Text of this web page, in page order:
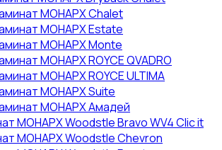
МОНАРХ Chalet
МОНАРХ Estate
МОНАРХ Monte
МОНАРХ ROYCE QVADRO
МОНАРХ ROYCE ULTIMA
МОНАРХ Suite
МОНАРХ Амадей
МОНАРХ Woodstle Bravo WV4 Clic it
МОНАРХ Woodstle Chevron